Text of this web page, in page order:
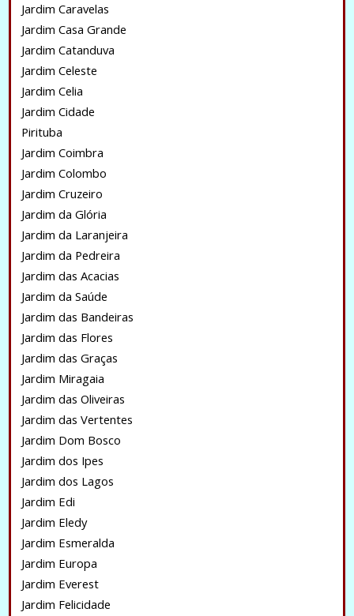
Jardim Caravelas
Jardim Casa Grande
Jardim Catanduva
Jardim Celeste
Jardim Celia
Jardim Cidade
Pirituba
Jardim Coimbra
Jardim Colombo
Jardim Cruzeiro
Jardim da Glória
Jardim da Laranjeira
Jardim da Pedreira
Jardim das Acacias
Jardim da Saúde
Jardim das Bandeiras
Jardim das Flores
Jardim das Graças
Jardim Miragaia
Jardim das Oliveiras
Jardim das Vertentes
Jardim Dom Bosco
Jardim dos Ipes
Jardim dos Lagos
Jardim Edi
Jardim Eledy
Jardim Esmeralda
Jardim Europa
Jardim Everest
Jardim Felicidade